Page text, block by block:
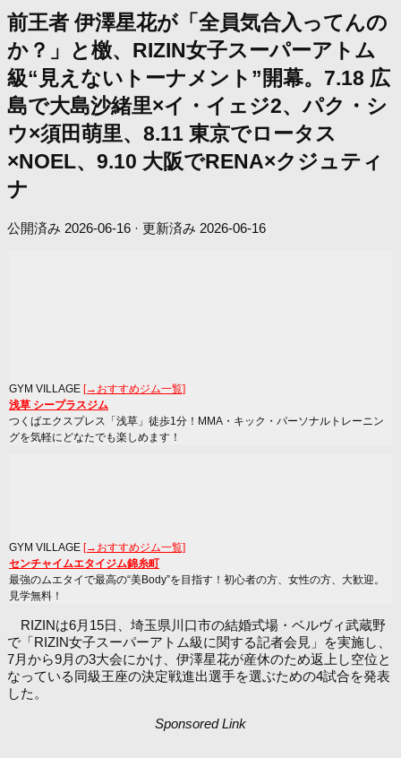
前王者 伊澤星花が「全員気合入ってんの
か？」と檄、RIZIN女子スーパーアトム
級“見えないトーナメント”開幕。7.18 広
島で大島沙緒里×イ・イェジ2、パク・シ
ウ×須田萌里、8.11 東京でロータス
×NOEL、9.10 大阪でRENA×クジュティ
ナ
公開済み 2026-06-16 · 更新済み 2026-06-16
GYM VILLAGE [→おすすめジム一覧]
浅草 シープラスジム
つくばエクスプレス「浅草」徒歩1分！MMA・キック・パーソナルトレーニン
グを気軽にどなたでも楽しめます！
GYM VILLAGE [→おすすめジム一覧]
センチャイムエタイジム錦糸町
最強のムエタイで最高の“美Body”を目指す！初心者の方、女性の方、大歓迎。
見学無料！
RIZINは6月15日、埼玉県川口市の結婚式場・ベルヴィ武蔵野
で「RIZIN女子スーパーアトム級に関する記者会見」を実施し、
7月から9月の3大会にかけ、伊澤星花が産休のため返上し空位と
なっている同級王座の決定戦進出選手を選ぶための4試合を発表
した。
Sponsored Link